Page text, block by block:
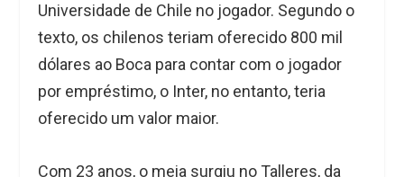
Universidade de Chile no jogador. Segundo o
texto, os chilenos teriam oferecido 800 mil
dólares ao Boca para contar com o jogador
por empréstimo, o Inter, no entanto, teria
oferecido um valor maior.
Com 23 anos, o meia surgiu no Talleres, da